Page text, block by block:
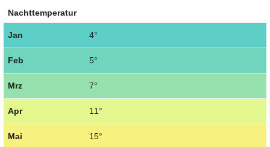
Nachttemperatur
Jan 4°
Feb 5°
Mrz 7°
Apr 11°
Mai 15°